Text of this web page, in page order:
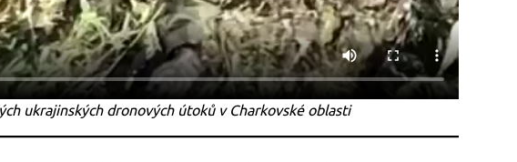
ukrajinských dronových útoků v Charkovské oblasti